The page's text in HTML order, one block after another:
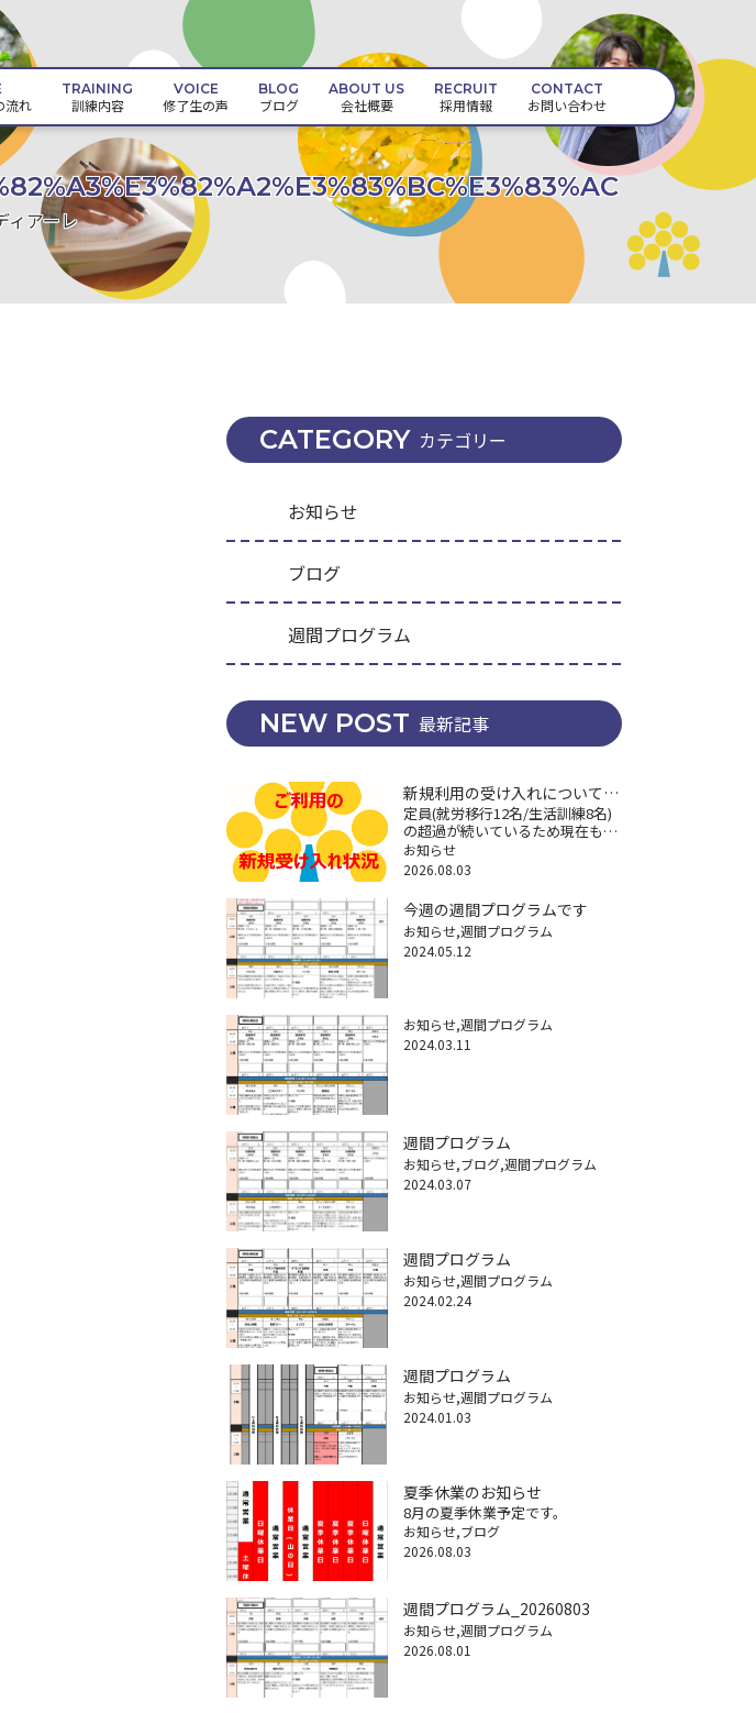
流れ 訓練内容
TRAINING
修了生の声
VOICE
ブログ
BLOG
会社概要
ABOUT US
採用情報
RECRUIT
お問い合わせ
CONTACT
ィアーレ
CATEGORY カテゴリー
お知らせ
ブログ
週間プログラム
NEW POST 最新記事
新規利用の受け入れについて
(再々掲)
定員(就労移行12名/生活訓練8名)
の超過が続いているため現在も新
規利用の受け入れができなくなっ
ていますが、困りごとへの相談に
くご連絡ください。※特に18歳以
降の福祉サービスや将来の経済不
安 […]
お知らせ
2026.08.03
今週の週間プログラムです
お知らせ 週間プログラム
2024.05.12
お知らせ 週間プログラム
2024.03.11
週間プログラム
お知らせ ブログ 週間プログラム
2024.03.07
週間プログラム
お知らせ 週間プログラム
2024.02.24
週間プログラム
お知らせ 週間プログラム
2024.01.03
夏季休業のお知らせ
8月の夏季休業予定です。
お知らせ ブログ
2026.08.03
週間プログラム_20260803
お知らせ 週間プログラム
2026.08.01